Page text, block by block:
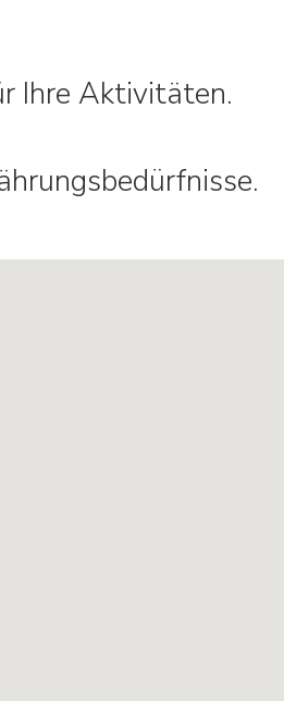
Ihre Aktivitäten.